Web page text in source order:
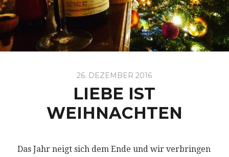
26. DEZEMBER 2016
LIEBE IST
WEIHNACHTEN
Das Jahr neigt sich dem Ende und wir verbringen